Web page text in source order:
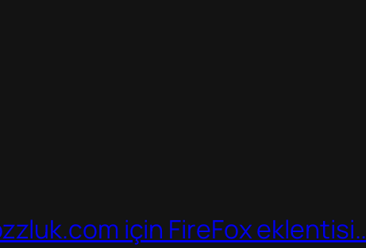
için FireFox eklentisi..